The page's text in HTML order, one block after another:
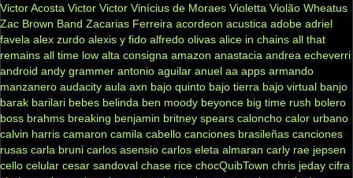
Victor Acosta Victor Victor Vinícius de Moraes Violetta Violão Wheatus
Zac Brown Band Zacarias Ferreira acordeon acustica adobe adriel
favela alex zurdo alexis y fido alfredo olivas alice in chains all that
remains all time low alta consigna amazon anastacia andrea echeverri
android andy grammer antonio aguilar anuel aa apps armando
manzanero audacity aula axn bajo quinto bajo tierra bajo virtual banjo
barak barilari bebes belinda ben moody beyonce big time rush bolero
boss brahms breaking benjamin britney spears caloncho calor urbano
calvin harris camaron camila cabello canciones brasileñas canciones
rusas carla bruni carlos asensio carlos eleta almaran carly rae jepsen
cello celular cesar sandoval chase rice chocQuibTown chris jeday cifra